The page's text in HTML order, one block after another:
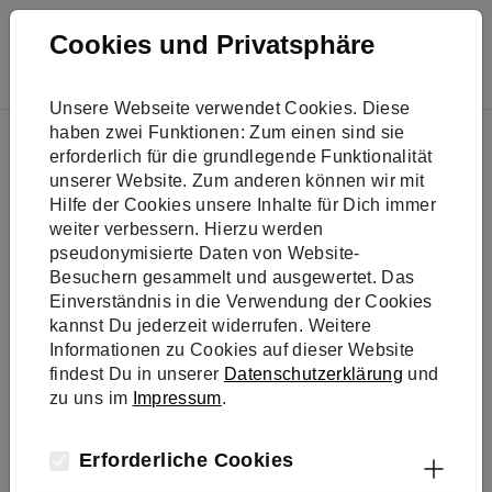
Skip to main navigation
Skip to main content
Skip to page footer
You are here:
Best Practice
Klimaschutz,
der wirkt
Cookies und Privatsphäre
Unsere Webseite verwendet Cookies. Diese
haben zwei Funktionen: Zum einen sind sie
erforderlich für die grundlegende Funktionalität
unserer Website. Zum anderen können wir mit
Hilfe der Cookies unsere Inhalte für Dich immer
weiter verbessern. Hierzu werden
pseudonymisierte Daten von Website-
Besuchern gesammelt und ausgewertet. Das
Einverständnis in die Verwendung der Cookies
kannst Du jederzeit widerrufen. Weitere
Informationen zu Cookies auf dieser Website
findest Du in unserer Datenschutzerklärung und
zu uns im Impressum.
Erforderliche Cookies